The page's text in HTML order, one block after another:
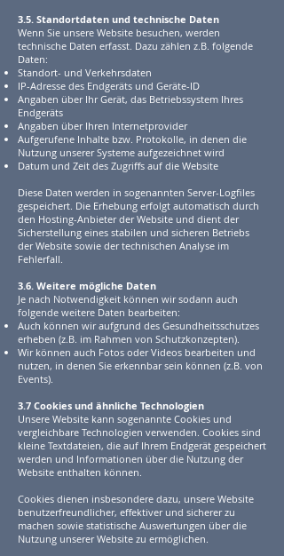
3.5. Standortdaten und technische Daten
Wenn Sie unsere Website besuchen, werden
technische Daten erfasst. Dazu zählen z.B. folgende
Daten:
Standort- und Verkehrsdaten
IP-Adresse des Endgeräts und Geräte-ID
Angaben über Ihr Gerät, das Betriebssystem Ihres
Endgeräts
Angaben über Ihren Internetprovider
Aufgerufene Inhalte bzw. Protokolle, in denen die
Nutzung unserer Systeme aufgezeichnet wird
Datum und Zeit des Zugriffs auf die Website
Diese Daten werden in sogenannten Server-Logfiles
gespeichert. Die Erhebung erfolgt automatisch durch
den Hosting-Anbieter der Website und dient der
Sicherstellung eines stabilen und sicheren Betriebs
der Website sowie der technischen Analyse im
Fehlerfall.
3.6. Weitere mögliche Daten
Je nach Notwendigkeit können wir sodann auch
folgende weitere Daten bearbeiten:
Auch können wir aufgrund des Gesundheitsschutzes
erheben (z.B. im Rahmen von Schutzkonzepten).
Wir können auch Fotos oder Videos bearbeiten und
nutzen, in denen Sie erkennbar sein können (z.B. von
Events).
3.7 Cookies und ähnliche Technologien
Unsere Website kann sogenannte Cookies und
vergleichbare Technologien verwenden. Cookies sind
kleine Textdateien, die auf Ihrem Endgerät gespeichert
werden und Informationen über die Nutzung der
Website enthalten können.
Cookies dienen insbesondere dazu, unsere Website
benutzerfreundlicher, effektiver und sicherer zu
machen sowie statistische Auswertungen über die
Nutzung unserer Website zu ermöglichen.